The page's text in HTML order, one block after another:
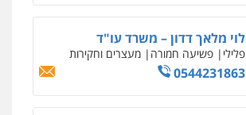
עו"ד ראוף נג'אר
פלילי עורכי דין לענייני אסירים מעצרים
סמים רכוש
לוי מלאך דדון – משרד עו"ד
פלילי פשיעה חמורה מעצרים וחקירות
0544231863
מהירות הגנה גיבוי תמיכה שירותים
אסירים עבירות מין שירותים מקצועיים